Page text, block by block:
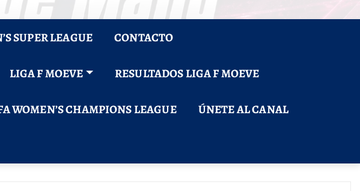
SUPER LEAGUE CONTACTO
LIGA F MOEVE RESULTADOS LIGA F MOEVE
WOMEN’S CHAMPIONS LEAGUE ÚNETE AL CANAL